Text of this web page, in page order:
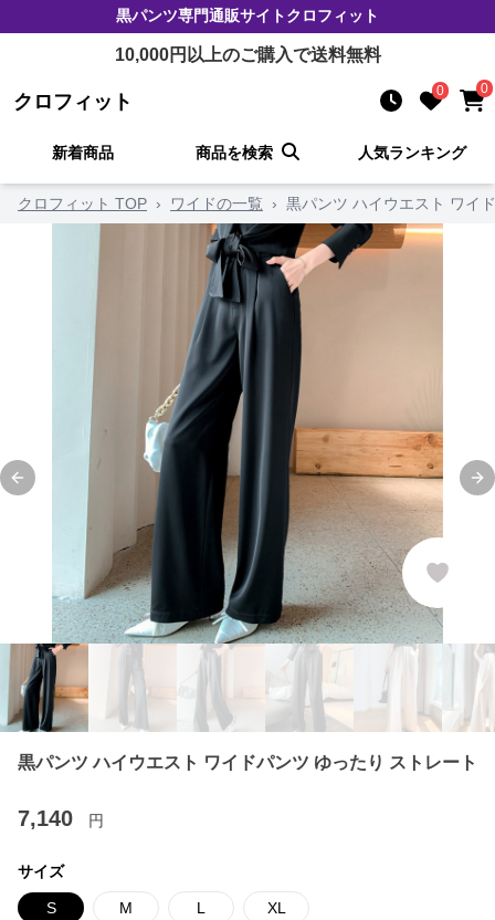
黒パンツ専門通販サイトクロフィット
10,000円以上のご購入で送料無料
クロフィット 0 0
新着商品 商品を検索 人気ランキング
クロフィット TOP › ワイドの一覧 › 黒パンツ ハイウエスト ワイ
Previous slide
黒パンツ ハイウエスト ワイドパンツ ゆったり ストレート
7,140 円
サイズ
S M L XL